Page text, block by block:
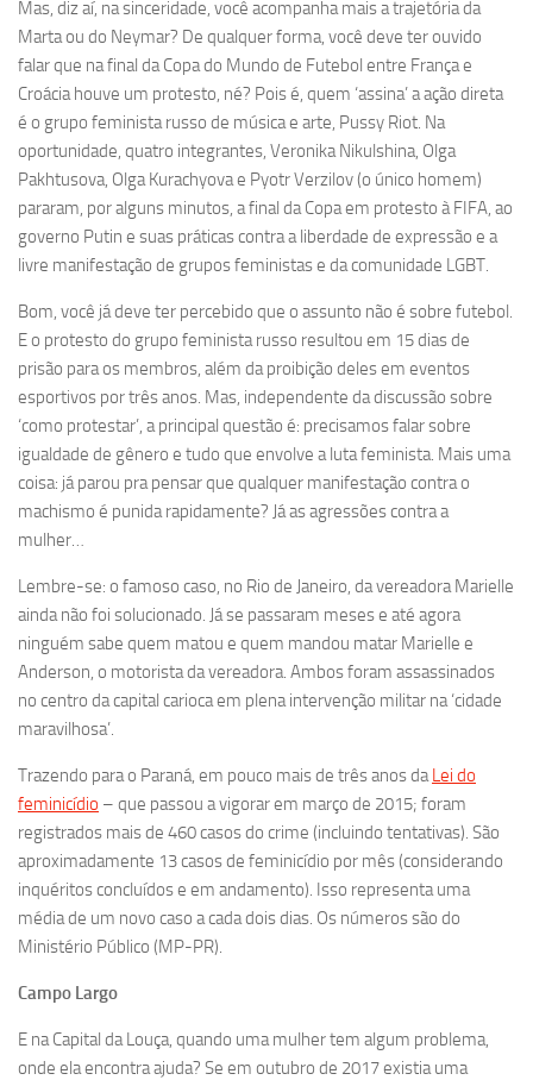
Mas, diz aí, na sinceridade, você acompanha mais a trajetória da
Marta ou do Neymar? De qualquer forma, você deve ter ouvido
falar que na final da Copa do Mundo de Futebol entre França e
Croácia houve um protesto, né? Pois é, quem ‘assina’ a ação direta
é o grupo feminista russo de música e arte, Pussy Riot. Na
oportunidade, quatro integrantes, Veronika Nikulshina, Olga
Pakhtusova, Olga Kurachyova e Pyotr Verzilov (o único homem)
pararam, por alguns minutos, a final da Copa em protesto à FIFA, ao
governo Putin e suas práticas contra a liberdade de expressão e a
livre manifestação de grupos feministas e da comunidade LGBT.
Bom, você já deve ter percebido que o assunto não é sobre futebol.
E o protesto do grupo feminista russo resultou em 15 dias de
prisão para os membros, além da proibição deles em eventos
esportivos por três anos. Mas, independente da discussão sobre
‘como protestar’, a principal questão é: precisamos falar sobre
igualdade de gênero e tudo que envolve a luta feminista. Mais uma
coisa: já parou pra pensar que qualquer manifestação contra o
machismo é punida rapidamente? Já as agressões contra a
mulher…
Lembre-se: o famoso caso, no Rio de Janeiro, da vereadora Marielle
ainda não foi solucionado. Já se passaram meses e até agora
ninguém sabe quem matou e quem mandou matar Marielle e
Anderson, o motorista da vereadora. Ambos foram assassinados
no centro da capital carioca em plena intervenção militar na ‘cidade
maravilhosa’.
Trazendo para o Paraná, em pouco mais de três anos daLei do
feminicídio – que passou a vigorar em março de 2015; foram
registrados mais de 460 casos do crime (incluindo tentativas). São
aproximadamente 13 casos de feminicídio por mês (considerando
inquéritos concluídos e em andamento). Isso representa uma
média de um novo caso a cada dois dias. Os números são do
Ministério Público (MP-PR).
Campo Largo
E na Capital da Louça, quando uma mulher tem algum problema,
onde ela encontra ajuda? Se em outubro de 2017 existia uma